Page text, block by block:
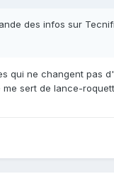
des infos sur
qui ne changent pas
me sert de lance-